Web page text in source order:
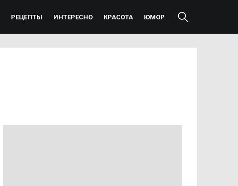
РЕЦЕПТЫ ИНТЕРЕСНО КРАСОТА ЮМОР